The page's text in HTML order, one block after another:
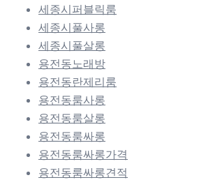
세종시퍼블릭룸
세종시풀사롱
세종시풀살롱
용전동노래방
용전동란제리룸
용전동룸사롱
용전동룸살롱
용전동룸싸롱
용전동룸싸롱가격
용전동룸싸롱견적